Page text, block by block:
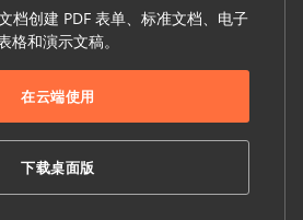
档创建 PDF 表单、标准文档、电子
格和演示文稿。
在云端使用
下载桌面版